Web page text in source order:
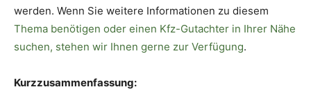
werden. Wenn Sie weitere Informationen zu diesem
Thema benötigen oder einen Kfz-Gutachter in Ihrer Nähe
suchen, stehen wir Ihnen gerne zur Verfügung.
Kurzzusammenfassung: